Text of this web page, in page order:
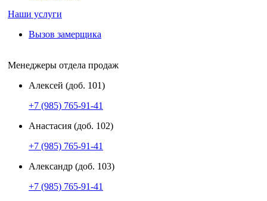
Наши услуги
Вызов замерщика
Менеджеры отдела продаж
Алексей (доб. 101)
+7 (985) 765-91-41
Анастасия (доб. 102)
+7 (985) 765-91-41
Александр (доб. 103)
+7 (985) 765-91-41